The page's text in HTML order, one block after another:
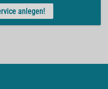
anlegen!